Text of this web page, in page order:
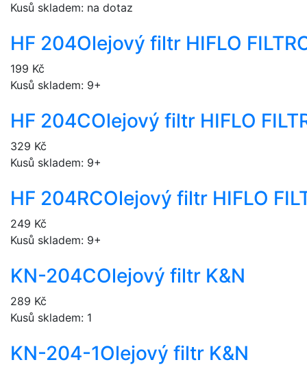
Kusů skladem: na dotaz
HF 204Olejový filtr HIFLO
199 Kč
Kusů skladem: 9+
HF 204COlejový filtr HIFLO
329 Kč
Kusů skladem: 9+
HF 204RCOlejový filtr HIFLO
249 Kč
Kusů skladem: 9+
KN-204COlejový filtr K&N
289 Kč
Kusů skladem: 1
KN-204-1Olejový filtr K&N